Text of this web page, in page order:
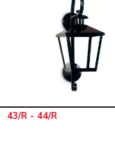
43/R - 44/R